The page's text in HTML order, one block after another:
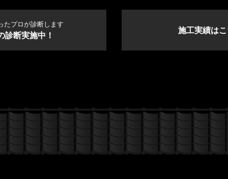
たプロが診断します
診断実施中！ 施工実績は